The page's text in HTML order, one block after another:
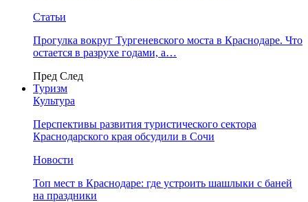
Статьи
Прогулка вокруг Тургеневского моста в Краснодаре. Что
остается в разрухе годами, а…
Пред След
Туризм
Культура
Перспективы развития туристического сектора
Краснодарского края обсудили в Сочи
Новости
Топ мест в Краснодаре: где устроить шашлыки с баней
на праздники